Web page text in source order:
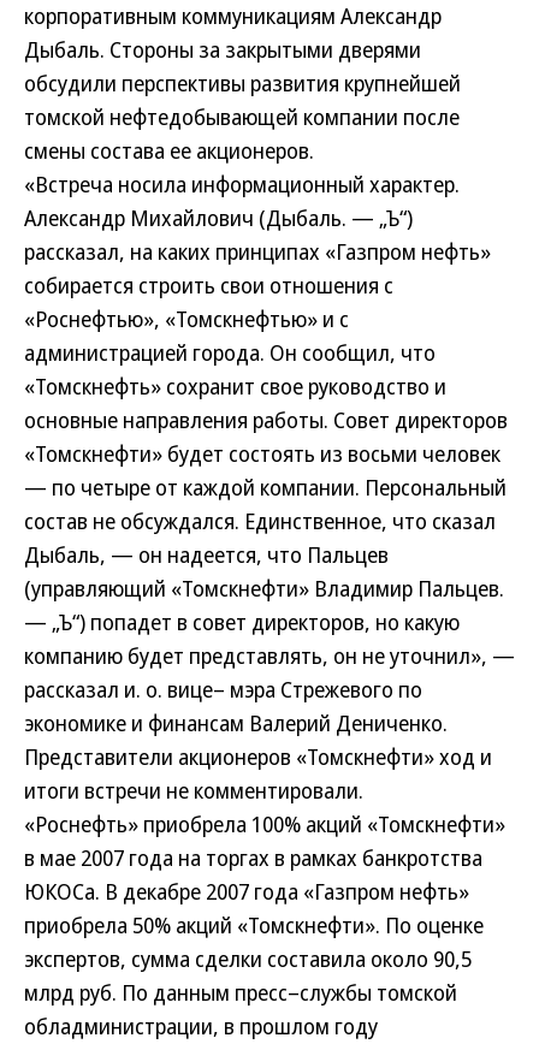
корпоративным коммуникациям Александр
Дыбаль. Стороны за закрытыми дверями
обсудили перспективы развития крупнейшей
томской нефтедобывающей компании после
смены состава ее акционеров.
«Встреча носила информационный характер.
Александр Михайлович (Дыбаль. — „Ъ“)
рассказал, на каких принципах «Газпром нефть»
собирается строить свои отношения с
«Роснефтью», «Томскнефтью» и с
администрацией города. Он сообщил, что
«Томскнефть» сохранит свое руководство и
основные направления работы. Совет директоров
«Томскнефти» будет состоять из восьми человек
— по четыре от каждой компании. Персональный
состав не обсуждался. Единственное, что сказал
Дыбаль, — он надеется, что Пальцев
(управляющий «Томскнефти» Владимир Пальцев.
— „Ъ“) попадет в совет директоров, но какую
компанию будет представлять, он не уточнил», —
рассказал и. о. вице– мэра Стрежевого по
экономике и финансам Валерий Дениченко.
Представители акционеров «Томскнефти» ход и
итоги встречи не комментировали.
«Роснефть» приобрела 100% акций «Томскнефти»
в мае 2007 года на торгах в рамках банкротства
ЮКОСа. В декабре 2007 года «Газпром нефть»
приобрела 50% акций «Томскнефти». По оценке
экспертов, сумма сделки составила около 90,5
млрд руб. По данным пресс–службы томской
обладминистрации, в прошлом году